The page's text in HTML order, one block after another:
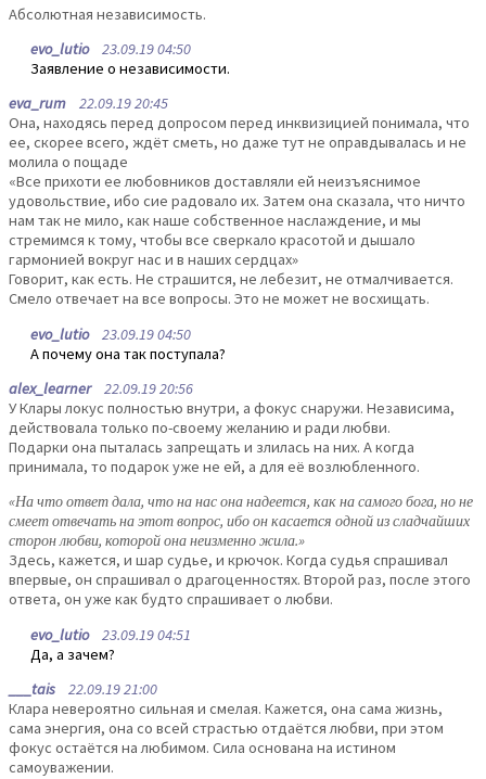
Абсолютная независимость.
evo_lutio23.09.19 04:50
Заявление о независимости.
eva_rum 22.09.19 20:45
Она, находясь перед допросом перед инквизицией понимала, что
ее, скорее всего, ждёт сметь, но даже тут не оправдывалась и не
молила о пощаде
«Все прихоти ее любовников доставляли ей неизъяснимое
удовольствие, ибо сие радовало их. Затем она сказала, что ничто
нам так не мило, как наше собственное наслаждение, и мы
стремимся к тому, чтобы все сверкало красотой и дышало
гармонией вокруг нас и в наших сердцах»
Говорит, как есть. Не страшится, не лебезит, не отмалчивается.
Смело отвечает на все вопросы. Это не может не восхищать.
evo_lutio23.09.19 04:50
А почему она так поступала?
alex_learner22.09.19 20:56
У Клары локус полностью внутри, а фокус снаружи. Независима,
действовала только по-своему желанию и ради любви.
Подарки она пыталась запрещать и злилась на них. А когда
принимала, то подарок уже не ей, а для её возлюбленного.
«На что ответ дала, что на нас она надеется, как на самого бога, но не
смеет отвечать на этот вопрос, ибо он касается одной из сладчайших
сторон любви, которой она неизменно жила.»
Здесь, кажется, и шар судье, и крючок. Когда судья спрашивал
впервые, он спрашивал о драгоценностях. Второй раз, после этого
ответа, он уже как будто спрашивает о любви.
evo_lutio23.09.19 04:51
Да, а зачем?
___tais 22.09.19 21:00
Клара невероятно сильная и смелая. Кажется, она сама жизнь,
сама энергия, она со всей страстью отдаётся любви, при этом
фокус остаётся на любимом. Сила основана на истином
самоуважении.